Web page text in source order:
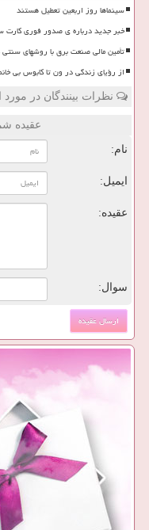
سینماها روز اربعین تعطیل هستند
خبر جدید درباره ی صدور فوری
تأمین مالی صنعت برق با روشهای
از رؤیای زندگی در ون تا کابوس بی
نظرات بینندگان در
عقیده
نام:
ایمیل:
عقیده:
سوال: